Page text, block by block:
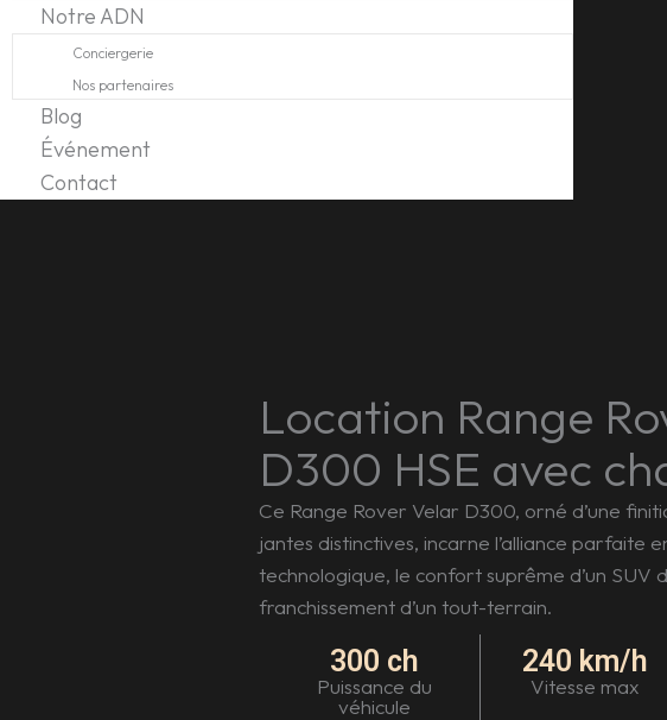
Notre ADN
Conciergerie
Nos partenaires
Blog
Événement
Contact
Location Range
D300 HSE avec
Ce Range Rover Velar D300, orné d’une
jantes distinctives, incarne l’alliance parfaite
technologique, le confort suprême d’un SUV
franchissement d’un tout-terrain.
300 ch
Puissance du
véhicule
240 km/h
Vitesse max